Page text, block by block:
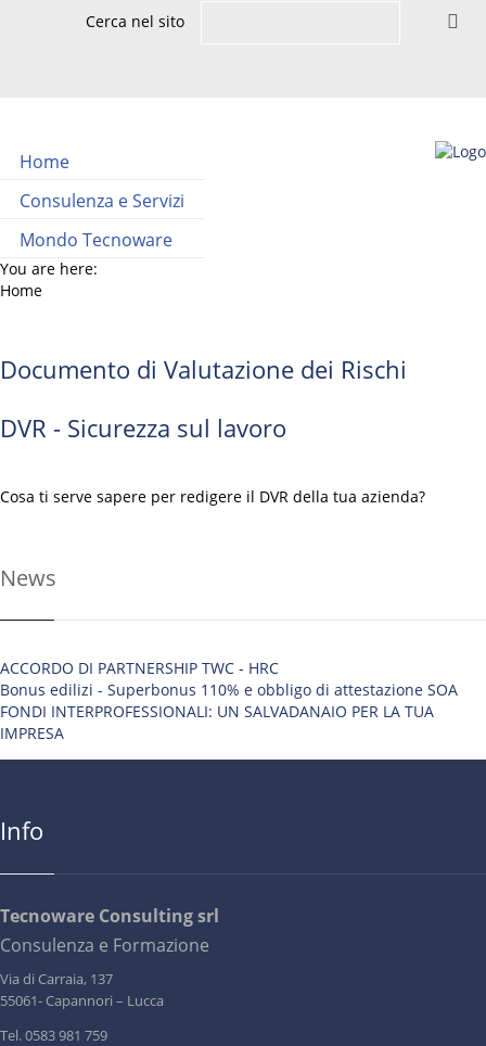
Cerca nel sito
Home
Consulenza e Servizi
Mondo Tecnoware
You are here:
Home
Documento di Valutazione dei Rischi
DVR - Sicurezza sul lavoro
Cosa ti serve sapere per redigere il DVR della tua azienda?
News
ACCORDO DI PARTNERSHIP TWC - HRC
Bonus edilizi - Superbonus 110% e obbligo di attestazione SOA
FONDI INTERPROFESSIONALI: UN SALVADANAIO PER LA TUA
IMPRESA
Info
Tecnoware Consulting srl
Consulenza e Formazione
Via di Carraia, 137
55061- Capannori – Lucca
Tel. 0583 981 759